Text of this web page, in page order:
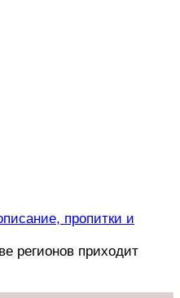
пропитки и
регионов приходит